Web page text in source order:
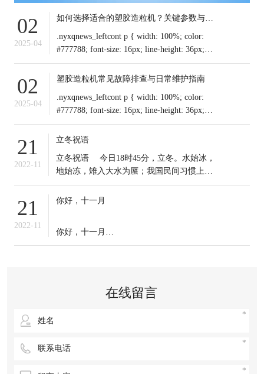
02
2025-04
如何选择适合的塑胶造粒机？关键参数与行业应用解析
.nyxqnews_leftcont p { width: 100%; color:
#777788; font-size: 16px; line-height: 36px;
text-indent: 0em !important; mar
02
2025-04
塑胶造粒机常见故障排查与日常维护指南
.nyxqnews_leftcont p { width: 100%; color:
#777788; font-size: 16px; line-height: 36px;
text-indent: 0em !important; mar
21
2022-11
立冬祝语
​立冬祝语 今日18时45分，立冬。水始冰，
地始冻，雉入大水为蜃；我国民间习惯上把
这一天作为冬季之始；冬天到来，今日起我
们应保证充足睡眠，多晒太阳，适时锻炼，
子碗，冻掉耳朵没人管”的说法。你那里立冬
吃啥？冬天来了，
21
2022-11
你好，十一月
你好，十一月
在线留言